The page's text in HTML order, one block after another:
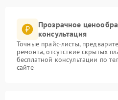
Прозрачное
консультация
Точные прайс-листы,
ремонта, отсутствие скрытых
бесплатной консультации по
сайте